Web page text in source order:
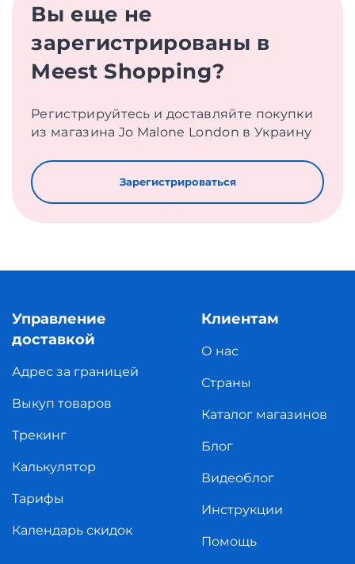
Вы еще не
зарегистрированы в
Meest Shopping?
Регистрируйтесь и доставляйте покупки
из магазина Jo Malone London в Украину
Зарегистрироваться
Управление
доставкой
Адрес за границей
Выкуп товаров
Трекинг
Калькулятор
Тарифы
Календарь скидок
Клиентам
О нас
Страны
Каталог магазинов
Блог
Видеоблог
Инструкции
Помощь